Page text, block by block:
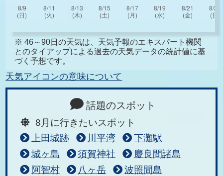
※ 46～90日の天気は、天気予報のエキスパート機関
とのタイアップによる過去の天気データの統計値に基
づく予想です。
天気アイコンの意味について
話題のスポット
8月に行きたいスポット
上田城跡
川平湾
下灘駅
城ヶ島
須賀神社
慶良間諸島
阿智村
八ヶ岳
波照間島